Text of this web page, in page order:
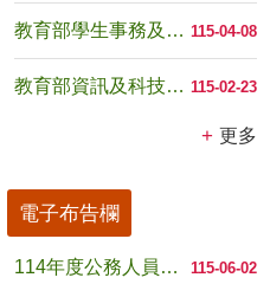
115-04-08
教育部學生事務及特殊教育司司長由教育部國民及學前教...
115-02-23
教育部資訊及科技教育司司長由國立臺灣師範大學教授葉...
更多
電子布告欄
115-06-02
114年度公務人員退休撫卹基金決算業已公告於公務人...